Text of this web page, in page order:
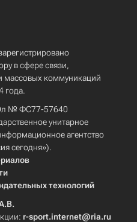
в сфере связи,
массовых коммуникаций
года.
Эл № ФС77-57640
унитарное
агентство
сегодня»).
технологий
r-sport.internet@ria.ru